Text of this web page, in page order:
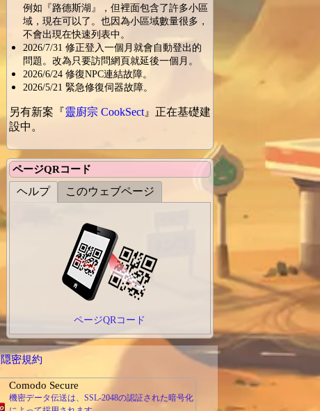
例如『路德斯湖』，但裡面包含了許多小區
域，現在可以了。也因為小區域數量很多，
不會出現在快速列表中。
2026/7/31 修正登入一個月就會自動登出的
問題。改為只要訪問網頁就延後一個月。
2026/6/24 修復NPC連結故障。
2026/5/21 緊急修復伺器故障。
另有新案『靈廚宗 CookSect』正在基礎建
設中。
ページQRコード
ヘルプ このウェブページ
ページQRコード
隠密規約
Comodo Secure
機密データ伝送は、SSL-2048の認証された暗号化